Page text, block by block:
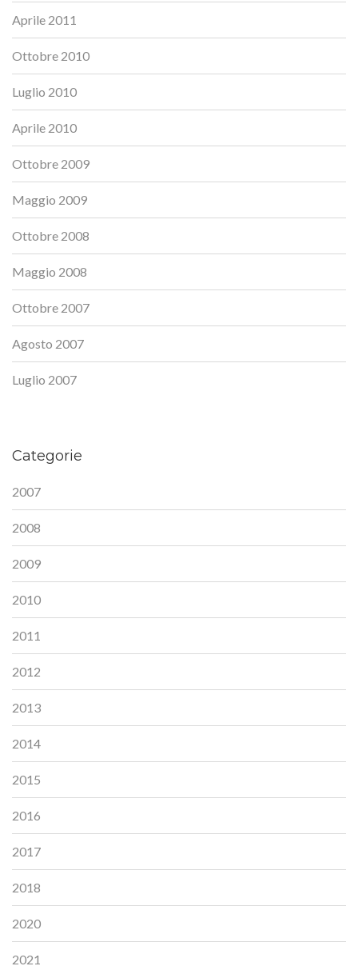
Aprile 2011
Ottobre 2010
Luglio 2010
Aprile 2010
Ottobre 2009
Maggio 2009
Ottobre 2008
Maggio 2008
Ottobre 2007
Agosto 2007
Luglio 2007
Categorie
2007
2008
2009
2010
2011
2012
2013
2014
2015
2016
2017
2018
2020
2021